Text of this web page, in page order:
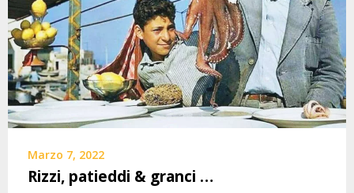
Marzo 7, 2022
Rizzi, patieddi & granci …